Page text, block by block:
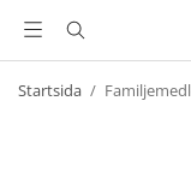
Startsida /